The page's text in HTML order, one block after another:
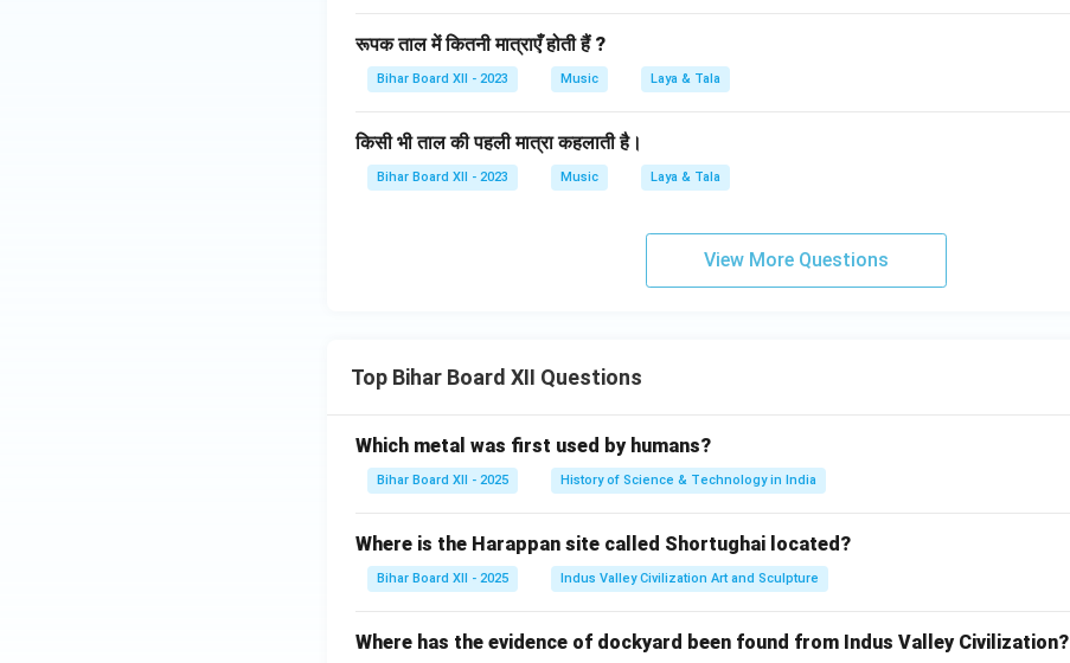
रूपक ताल में कितनी मात्राएँ होती हैं ?
Bihar Board XII - 2023 Music Laya & Tala
किसी भी ताल की पहली मात्रा कहलाती है।
Bihar Board XII - 2023 Music Laya & Tala
View More Questions
Top Bihar Board XII Questions
Which metal was first used by humans?
Bihar Board XII - 2025 History of Science & Technology in India
Where is the Harappan site called Shortughai located?
Bihar Board XII - 2025 Indus Valley Civilization Art and Sculpture
Where has the evidence of dockyard been found from Indus Valley Civilization?